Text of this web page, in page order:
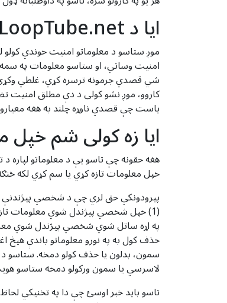
ایا د LoopTube.net خدمت له لارې راټول شوي معلومات خوندي دي؟
موږ ستاسو د معلوماتو امنیت خوندي کولو
امنیت وساتي، او ستاسو معلومات په
شي قصدي جرمونه ترسره کړي، غلطي
کاروو، موږ نشو کولی د دې مطلق امنیت
یاست چې قصدي ناوړه چلند به هغه
ایا زه کولی شم خپل
خپل معلومات تازه کړي یا سم کړي لکه
پیرودونکي حق لري چې د شخصي پیژندنې
په اړه ساتل شوي شخصي پیژندل شوي
حذف کول به په نورو معلوماتو باندې
سمون، بدلون یا حذف کولو دمخه. ستاسو د
لاسرسي یا سمون ورکولو دمخه ستاسو
تاسو باید خبر اوسئ چې دا په تخنیکي